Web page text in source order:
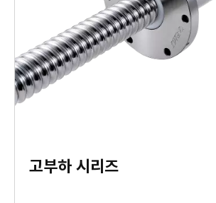
고부하 시리즈